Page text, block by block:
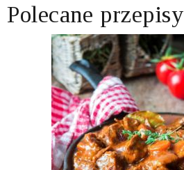
Polecane przepisy